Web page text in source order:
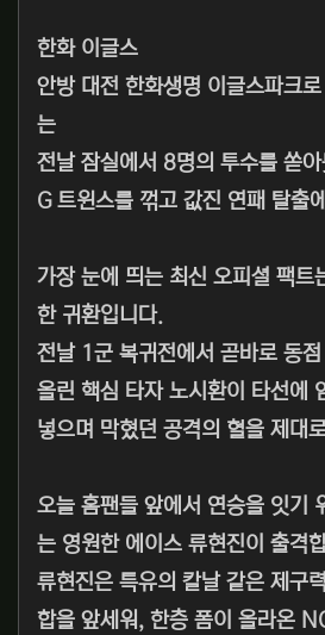
한화 이글스
안방 대전 한화생명 이글스파크
는
전날 잠실에서 8명의 투수를 쏟
G 트윈스를 꺾고 값진 연패 탈출
가장 눈에 띄는 최신 오피셜 팩트
한 귀환입니다.
전날 1군 복귀전에서 곧바로 동
올린 핵심 타자 노시환이 타선에
넣으며 막혔던 공격의 혈을 제대
오늘 홈팬들 앞에서 연승을 잇기
는 영원한 에이스 류현진이 출격
류현진은 특유의 칼날 같은 제구
합을 앞세워, 한층 폼이 올라온